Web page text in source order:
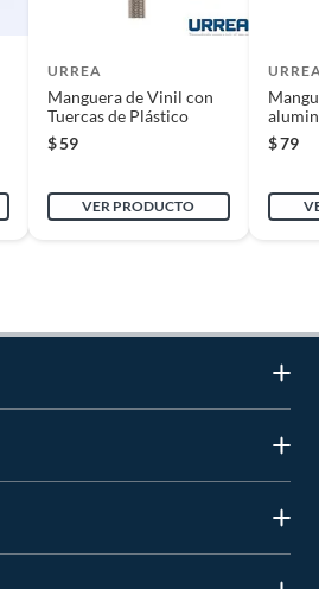
URREA
Manguera de Vinil con
Tuercas de Plástico
$59
VER PRODUCTO
$79